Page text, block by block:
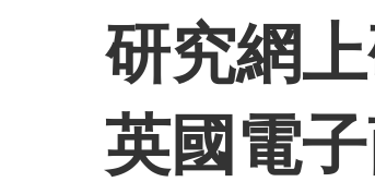
研究網
英國電子